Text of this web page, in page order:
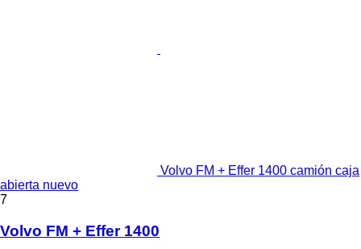
Volvo FM + Effer 1400 camión caja
abierta nuevo
7
Volvo FM + Effer 1400